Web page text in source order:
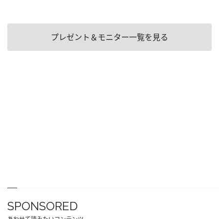
プレゼント＆モニター一覧を見る
SPONSORED